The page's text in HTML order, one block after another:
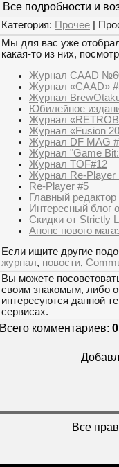
Все подробности и
Категория: Прочее |
Мы для вас уже
какая-то из них,
Журнал CAAD
Журнал «CAAD»
Журнал
Юбилейное
Журнал
Журнал «Fusion
Журнал DF MAG
Журнал "Game
Журнал TOF#12
Журнал Re-
Re-Player #5
Главный
Интересный блог
Скидки от Strictly
Анонс нового
Если ищите другие
журнал, новости,
Вы можете
своим знакомым, либо
интересуются данной
сервисах.
Всего комментариев: 0
Все